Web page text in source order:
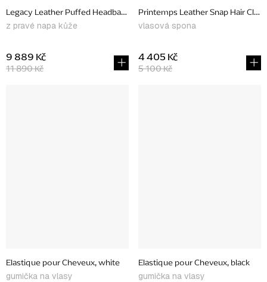
Legacy Leather Puffed Headband, white
z pravé napa kůže
11 890 Kč
9 889 Kč
Printemps Leather Snap Hair
vlasová spona
5 100 Kč
4 405 Kč
Elastique pour Cheveux, white
gumička na vlasy
Elastique pour Cheveux, black
gumička na vlasy